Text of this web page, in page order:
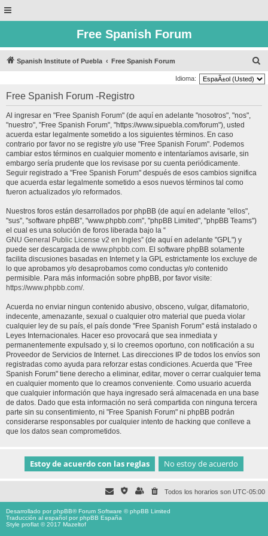
Free Spanish Forum
Spanish Institute of Puebla Free Spanish Forum
u
Idioma:
Free Spanish Forum -Registro
Al ingresar en "Free Spanish Forum" (de aquí en adelante "nosotros", "nos",
"nuestro", "Free Spanish Forum", "https://www.sipuebla.com/forum"), usted
acuerda estar legalmente sometido a los siguientes términos. En caso
contrario por favor no se registre y/o use "Free Spanish Forum". Podemos
cambiar estos términos en cualquier momento e intentaríamos avisarle, sin
embargo sería prudente que los revisase por su cuenta periódicamente.
Seguir registrado a "Free Spanish Forum" después de esos cambios significa
que acuerda estar legalmente sometido a esos nuevos términos tal como
fueron actualizados y/o reformados.
Nuestros foros están desarrollados por phpBB (de aquí en adelante "ellos",
"sus", "software phpBB", "www.phpbb.com", "phpBB Limited", "phpBB Teams")
el cual es una solución de foros liberada bajo la “
GNU General Public License v2 en Ingles” (de aquí en adelante "GPL") y
puede ser descargada de www.phpbb.com. El software phpBB solamente
facilita discusiones basadas en Internet y la GPL estrictamente los excluye de
lo que aprobamos y/o desaprobamos como conductas y/o contenido
permisible. Para más información sobre phpBB, por favor visite:
https://www.phpbb.com/.
Acuerda no enviar ningun contenido abusivo, obsceno, vulgar, difamatorio,
indecente, amenazante, sexual o cualquier otro material que pueda violar
cualquier ley de su país, el país donde "Free Spanish Forum" está instalado o
Leyes Internacionales. Hacer eso provocará que sea inmediata y
permanentemente expulsado y, si lo creemos oportuno, con notificación a su
Proveedor de Servicios de Internet. Las direcciones IP de todos los envíos son
registradas como ayuda para reforzar estas condiciones. Acuerda que "Free
Spanish Forum" tiene derecho a eliminar, editar, mover o cerrar cualquier tema
en cualquier momento que lo creamos conveniente. Como usuario acuerda
que cualquier información que haya ingresado será almacenada en una base
de datos. Dado que esta información no será compartida con ninguna tercera
parte sin su consentimiento, ni "Free Spanish Forum" ni phpBB podrán
considerarse responsables por cualquier intento de hacking que conlleve a
que los datos sean comprometidos.
Todos los horarios son UTC-05:00
Desarrollado porphpBB® Forum Software © phpBB Limited
Traducción al español porphpBB España
Style proflat © 2017 Mazeltof